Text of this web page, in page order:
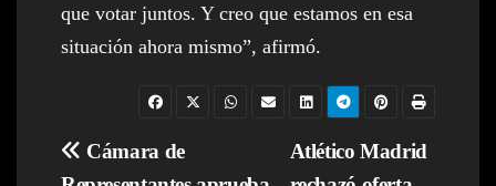
que votar juntos. Y creo que estamos en esa
situación ahora mismo”, afirmó.
Navegación
Atlético Madrid
Cámara de